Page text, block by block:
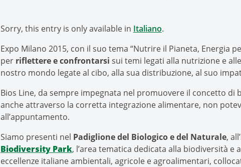
Sorry, this entry is only available in Italiano.
Expo Milano 2015, con il suo tema “Nutrire il Pianeta, Energia
per riflettere e confrontarsi sui temi legati alla nutrizione e
nostro mondo legate al cibo, alla sua distribuzione, al suo
Bios Line, da sempre impegnata nel promuovere il concetto di
anche attraverso la corretta integrazione alimentare, non
all’appuntamento.
Siamo presenti nel Padiglione del Biologico e del Naturale,
Biodiversity Park, l’area tematica dedicata alla biodiversità e
eccellenze italiane ambientali, agricole e agroalimentari,